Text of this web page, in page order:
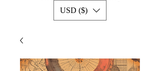
USD ($)